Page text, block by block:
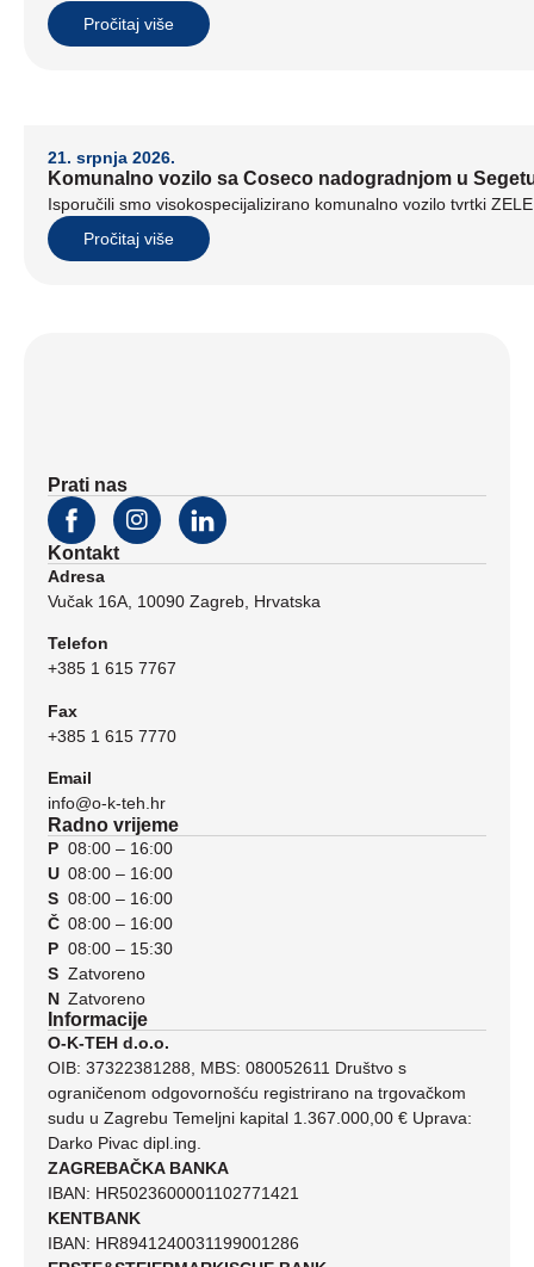
Pročitaj više
21. srpnja 2026.
Komunalno vozilo sa Coseco nadogradnjom u
Isporučili smo visokospecijalizirano komunalno vozilo tvrtki
Pročitaj više
Prati nas
Kontakt
Adresa
Vučak 16A, 10090 Zagreb, Hrvatska
Telefon
+385 1 615 7767
Fax
+385 1 615 7770
Email
info@o-k-teh.hr
Radno vrijeme
P
U
S
Č
P
S
N
08:00 – 16:00
08:00 – 16:00
08:00 – 16:00
08:00 – 16:00
08:00 – 15:30
Zatvoreno
Zatvoreno
Informacije
O-K-TEH d.o.o.
OIB: 37322381288, MBS: 080052611 Društvo s
ograničenom odgovornošću registrirano na trgovačkom
sudu u Zagrebu Temeljni kapital 1.367.000,00 € Uprava:
Darko Pivac dipl.ing.
ZAGREBAČKA BANKA
IBAN: HR5023600001102771421
KENTBANK
IBAN: HR8941240031199001286